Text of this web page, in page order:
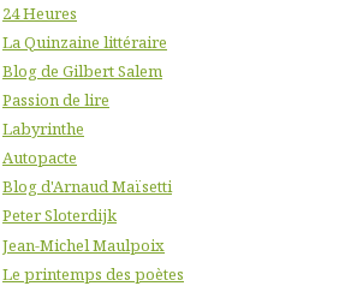
24 Heures
La Quinzaine littéraire
Blog de Gilbert Salem
Passion de lire
Labyrinthe
Autopacte
Blog d'Arnaud Maïsetti
Peter Sloterdijk
Jean-Michel Maulpoix
Le printemps des poètes